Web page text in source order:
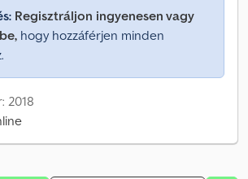
Regisztráljon ingyenesen vagy
hogy hozzáférjen minden
2018